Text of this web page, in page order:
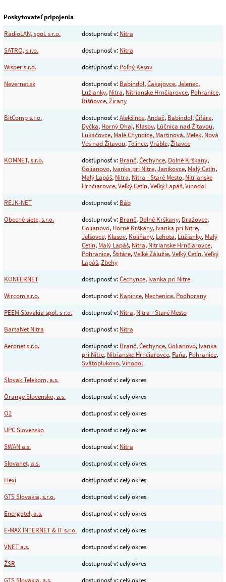
Poskytovateľ pripojenia
RadioLAN, spol. s r.o.
dostupnosť v: Nitra
SATRO, s.r.o.
dostupnosť v: Nitra
Wisper s.r.o.
dostupnosť v: Poľný Kesov
Nevernet.sk
dostupnosť v: Babindol,Čakajovce,Jelenec,
Lužianky, Nitra, Nitrianske Hrnčiarovce, Pohranice,
Rišňovce,Žirany
BitComp s.r.o.
dostupnosť v:Alekšince,Andač, Babindol,Čifáre,
Dyčka, Horný Ohaj, Klasov, Lúčnica nad Žitavou,
Lukáčovce, Malé Chyndice, Martinová, Melek, Nová
Ves nad Žitavou,Telince,Vráble,Žitavce
KOMNET, s.r.o.
dostupnosť v: Branč,Čechynce, Dolné Krškany,
Golianovo, Ivanka pri Nitre,Janíkovce, Malý Cetín,
Malý Lapáš, Nitra, Nitra - Staré Mesto, Nitrianske
Hrnčiarovce,Veľký Cetín,Veľký Lapáš,Vinodol
REJK-NET
dostupnosť v: Báb
Obecné siete, s.r.o.
dostupnosť v: Branč, Dolné Krškany, Dražovce,
Golianovo, Horné Krškany, Ivanka pri Nitre,
Jelšovce, Klasov, Kolíňany, Lehota, Lužianky, Malý
Cetín, Malý Lapáš, Nitra, Nitrianske Hrnčiarovce,
Pohranice,Štitáre,Veľké Zálužie,Veľký Cetín,Veľký
Lapáš,Zbehy
KONFERNET
dostupnosť v:Čechynce, Ivanka pri Nitre
Wircom s.r.o.
dostupnosť v: Kapince, Mechenice, Podhorany
PEEM Slovakia spol. s r.o.
dostupnosť v: Nitra, Nitra - Staré Mesto
BartaNet Nitra
dostupnosť v: Nitra
Aeronet s.r.o.
dostupnosť v: Branč,Čechynce,Golianovo, Ivanka
pri Nitre, Nitrianske Hrnčiarovce, Paňa, Pohranice,
Svätoplukovo,Vinodol
Slovak Telekom, a.s.
dostupnosť v: celý okres
Orange Slovensko, a.s.
dostupnosť v: celý okres
O2
dostupnosť v: celý okres
UPC Slovensko
dostupnosť v: celý okres
SWAN a.s.
dostupnosť v: Nitra
Slovanet, a.s.
dostupnosť v: celý okres
Flexi
dostupnosť v: celý okres
GTS Slovakia, s.r.o.
dostupnosť v: celý okres
Energotel, a.s.
dostupnosť v: celý okres
E-MAX INTERNET & IT s.r.o. dostupnosť v: celý okres
VNET a.s.
dostupnosť v: celý okres
ŽSR
dostupnosť v: celý okres
GTS Slovakia, a.s.
dostupnosť v: celý okres